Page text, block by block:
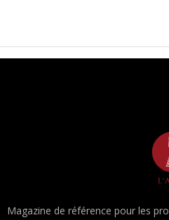
Magazine de référence pour les